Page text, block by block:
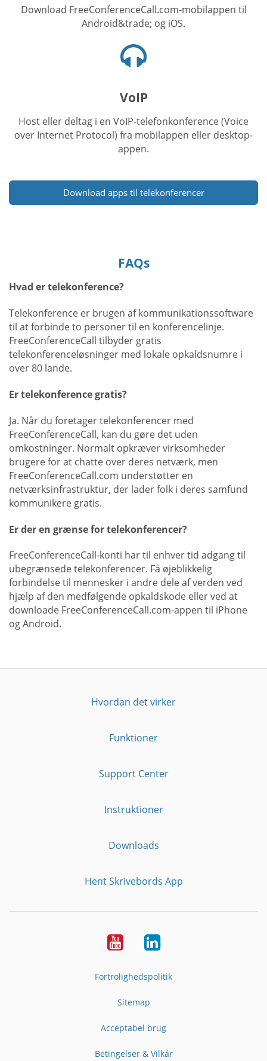
Download FreeConferenceCall.com-mobilappen til
Android&trade; og iOS.
ikon
VoIP
Host eller deltag i en VoIP-telefonkonference (Voice
over Internet Protocol) fra mobilappen eller desktop-
appen.
Download apps til telekonferencer
FAQs
Hvad er telekonference?
Telekonference er brugen af kommunikationssoftware
til at forbinde to personer til en konferencelinje.
FreeConferenceCall tilbyder gratis
telekonferenceløsninger med lokale opkaldsnumre i
over 80 lande.
Er telekonference gratis?
Ja. Når du foretager telekonferencer med
FreeConferenceCall, kan du gøre det uden
omkostninger. Normalt opkræver virksomheder
brugere for at chatte over deres netværk, men
FreeConferenceCall.com understøtter en
netværksinfrastruktur, der lader folk i deres samfund
kommunikere gratis.
Er der en grænse for telekonferencer?
FreeConferenceCall-konti har til enhver tid adgang til
ubegrænsede telekonferencer. Få øjeblikkelig
forbindelse til mennesker i andre dele af verden ved
hjælp af den medfølgende opkaldskode eller ved at
downloade FreeConferenceCall.com-appen til iPhone
og Android.
Hvordan det virker
Funktioner
Support Center
Instruktioner
Downloads
Hent Skrivebords App
YouTubeLinkedIn
Fortrolighedspolitik
Sitemap
Acceptabel brug
Betingelser & Vilkår